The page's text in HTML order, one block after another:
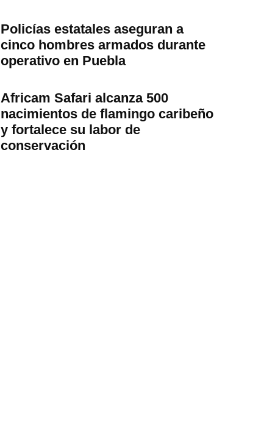
Policías estatales aseguran a
cinco hombres armados durante
operativo en Puebla
Africam Safari alcanza 500
nacimientos de flamingo caribeño
y fortalece su labor de
conservación